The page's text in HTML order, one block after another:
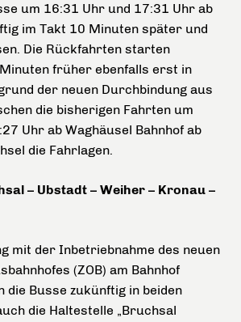
um 16:31 Uhr und 17:31 Uhr ab
im Takt 10 Minuten später und
Die Rückfahrten starten
früher ebenfalls erst in
der neuen Durchbindung aus
die bisherigen Fahrten um
Uhr ab Waghäusel Bahnhof ab
die Fahrlagen.
– Ubstadt – Weiher – Kronau –
mit der Inbetriebnahme des neuen
(ZOB) am Bahnhof
die Busse zukünftig in beiden
die Haltestelle „Bruchsal